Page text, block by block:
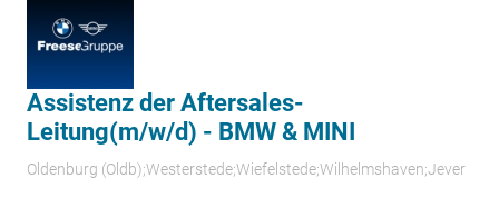
Assistenz der Aftersales-
Leitung(m/w/d) - BMW & MINI
Oldenburg (Oldb);Westerstede;Wiefelstede;Wilhelmshaven;Jever